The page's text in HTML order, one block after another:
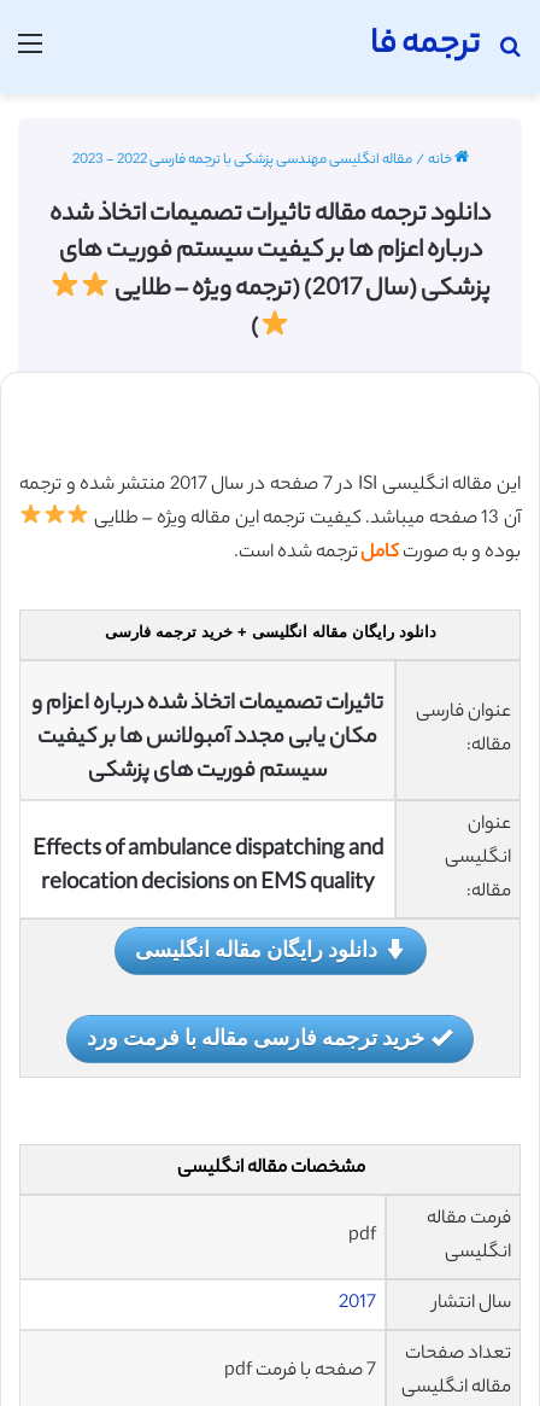
ترجمه فا
جستجو برای
خانه/مقاله انگلیسی مهندسی پزشکی با ترجمه فارسی 2022 - 2023
دانلود ترجمه مقاله تاثیرات تصمیمات اتخاذ شده
درباره اعزام ها بر کیفیت سیستم فوریت های
پزشکی (سال 2017) (ترجمه ویژه – طلایی
)
این مقاله انگلیسی ISI در 7 صفحه در سال 2017 منتشر شده و ترجمه
آن 13 صفحه میباشد. کیفیت ترجمه این مقاله ویژه – طلایی
بوده و به صورتکاملترجمه شده است.
دانلود رایگان مقاله انگلیسی + خرید ترجمه فارسی
عنوان فارسی
مقاله:
تاثیرات تصمیمات اتخاذ شده درباره اعزام و
مکان یابی مجدد آمبولانس ها بر کیفیت
سیستم فوریت های پزشکی
عنوان
انگلیسی
مقاله:
Effects of ambulance dispatching and
relocation decisions on EMS quality
دانلود رایگان مقاله انگلیسی
خرید ترجمه فارسی مقاله با فرمت ورد
مشخصات مقاله انگلیسی
فرمت مقاله
انگلیسی
pdf
سال انتشار
2017
تعداد صفحات
مقاله انگلیسی
7 صفحه با فرمت pdf